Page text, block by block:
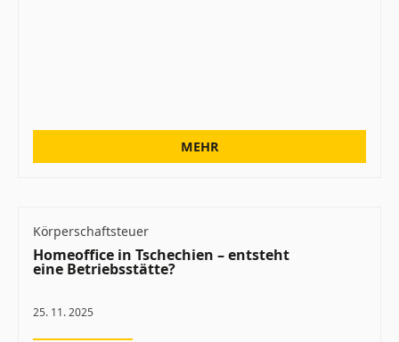
MEHR
Körperschaftsteuer
Homeoffice in Tschechien – entsteht
eine Betriebsstätte?
25. 11. 2025